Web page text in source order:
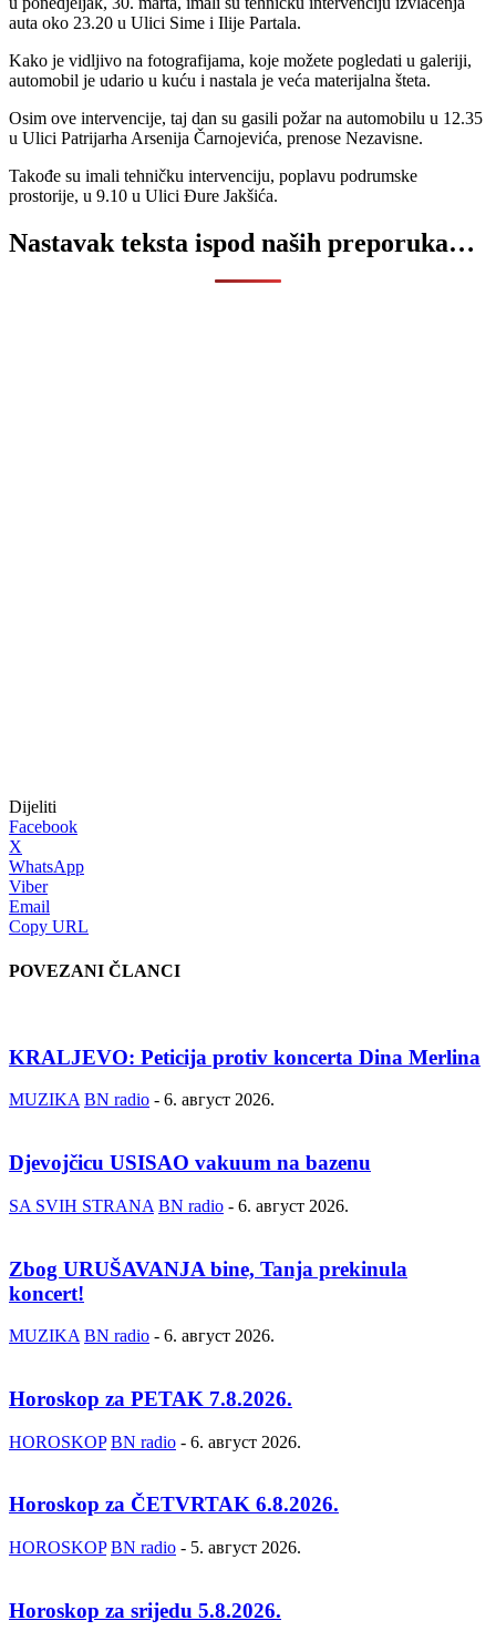
auta oko 23.20 u Ulici Sime i Ilije Partala.
Kako je vidljivo na fotografijama, koje možete pogledati u galeriji,
automobil je udario u kuću i nastala je veća materijalna šteta.
Osim ove intervencije, taj dan su gasili požar na automobilu u 12.35
u Ulici Patrijarha Arsenija Čarnojevića, prenose Nezavisne.
Takođe su imali tehničku intervenciju, poplavu podrumske
prostorije, u 9.10 u Ulici Đure Jakšića.
Nastavak teksta ispod naših preporuka…
Dijeliti
Facebook
X
WhatsApp
Viber
Email
Copy URL
POVEZANI ČLANCI
KRALJEVO: Peticija protiv koncerta Dina Merlina
MUZIKA BN radio - 6. август 2026.
Djevojčicu USISAO vakuum na bazenu
SA SVIH STRANA BN radio - 6. август 2026.
Zbog URUŠAVANJA bine, Tanja prekinula
koncert!
MUZIKA BN radio - 6. август 2026.
Horoskop za PETAK 7.8.2026.
HOROSKOP BN radio - 6. август 2026.
Horoskop za ČETVRTAK 6.8.2026.
HOROSKOP BN radio - 5. август 2026.
Horoskop za srijedu 5.8.2026.